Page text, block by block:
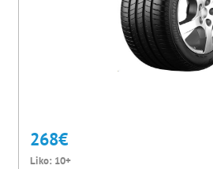
268€
Liko: 10+